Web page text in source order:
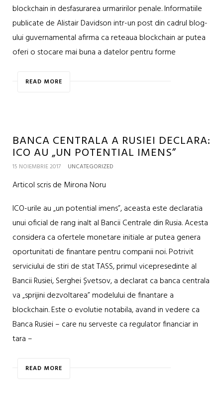
blockchain in desfasurarea urmaririlor penale. Informatiile
publicate de Alistair Davidson intr-un post din cadrul blog-
ului guvernamental afirma ca reteaua blockchain ar putea
oferi o stocare mai buna a datelor pentru forme
READ MORE
BANCA CENTRALA A RUSIEI DECLARA:
ICO AU „UN POTENTIAL IMENS”
15 NOIEMBRIE 2017 UNCATEGORIZED
Articol scris de Mirona Noru
ICO-urile au „un potential imens”, aceasta este declaratia
unui oficial de rang inalt al Bancii Centrale din Rusia. Acesta
considera ca ofertele monetare initiale ar putea genera
oportunitati de finantare pentru companii noi. Potrivit
serviciului de stiri de stat TASS, primul vicepresedinte al
Bancii Rusiei, Serghei Șvetsov, a declarat ca banca centrala
va „sprijini dezvoltarea” modelului de finantare a
blockchain. Este o evolutie notabila, avand in vedere ca
Banca Rusiei – care nu serveste ca regulator financiar in
tara –
READ MORE